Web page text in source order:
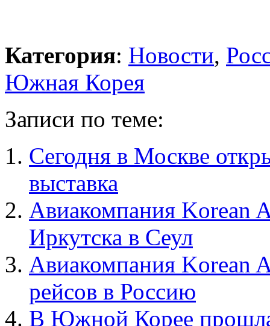
Категория: Новости,
Южная Корея
Записи по теме:
Сегодня в Москве
выставка
Авиакомпания Korean
Иркутска в Сеул
Авиакомпания Korean
рейсов в Россию
В Южной Корее